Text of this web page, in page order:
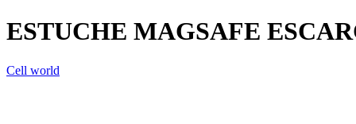
ESTUCHE MAGSAFE
Cell world